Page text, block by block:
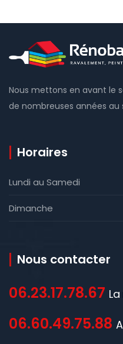
Nous mettons en avant le
de nombreuses années au
Horaires
Lundi au Samedi
Dimanche
Nous contacter
06.23.17.78.67
06.60.49.75.88